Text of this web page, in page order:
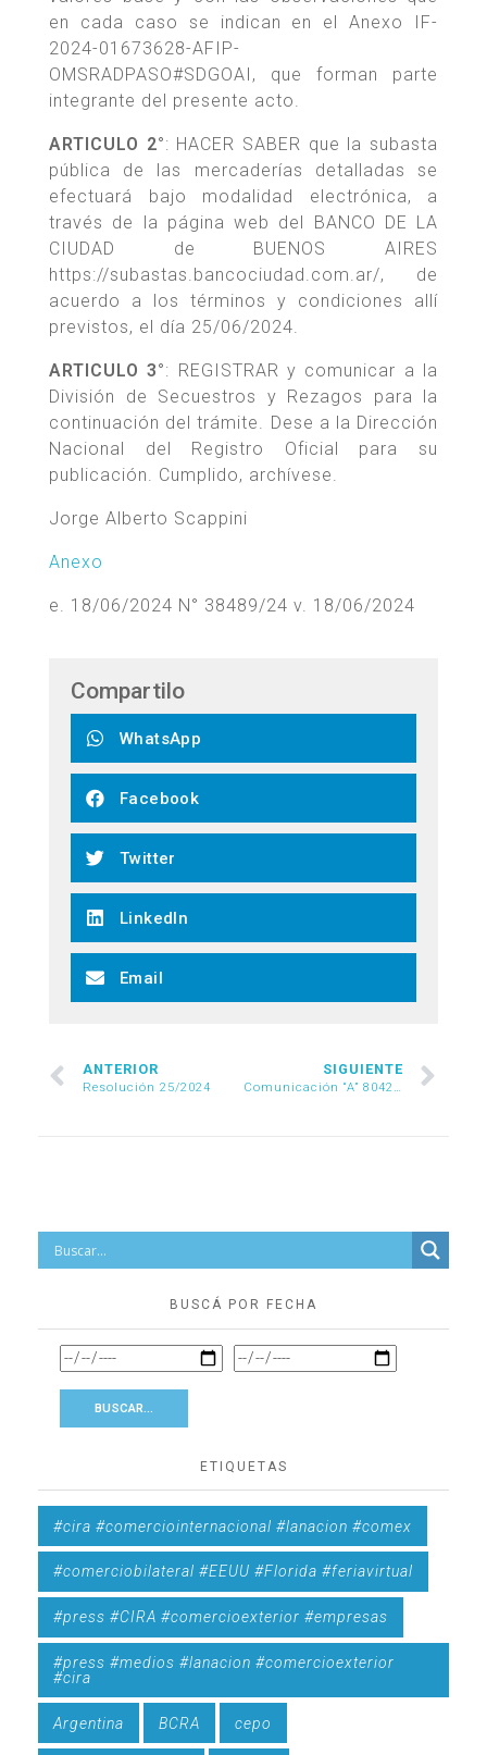
en cada caso se indican en el Anexo IF-
2024-01673628-AFIP-
OMSRADPASO#SDGOAI, que forman parte
integrante del presente acto.
ARTICULO 2°: HACER SABER que la subasta
pública de las mercaderías detalladas se
efectuará bajo modalidad electrónica, a
través de la página web del BANCO DE LA
CIUDAD de BUENOS AIRES
https://subastas.bancociudad.com.ar/, de
acuerdo a los términos y condiciones allí
previstos, el día 25/06/2024.
ARTICULO 3°: REGISTRAR y comunicar a la
División de Secuestros y Rezagos para la
continuación del trámite. Dese a la Dirección
Nacional del Registro Oficial para su
publicación. Cumplido, archívese.
Jorge Alberto Scappini
Anexo
e. 18/06/2024 N° 38489/24 v. 18/06/2024
Compartilo
WhatsApp
Facebook
Twitter
LinkedIn
Email
ANTERIOR
Resolución 25/2024
SIGUIENTE
Comunicación “A” 8042/2024
BUSCÁ POR FECHA
ETIQUETAS
#cira #comerciointernacional #lanacion #comex
#comerciobilateral #EEUU #Florida #feriavirtual
#press #CIRA #comercioexterior #empresas
#press #medios #lanacion #comercioexterior
#cira
Argentina BCRA cepo